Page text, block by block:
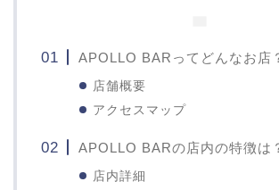
APOLLO BARってどんなお店
店舗概要
アクセスマップ
APOLLO BARの店内の特徴は
店内詳細